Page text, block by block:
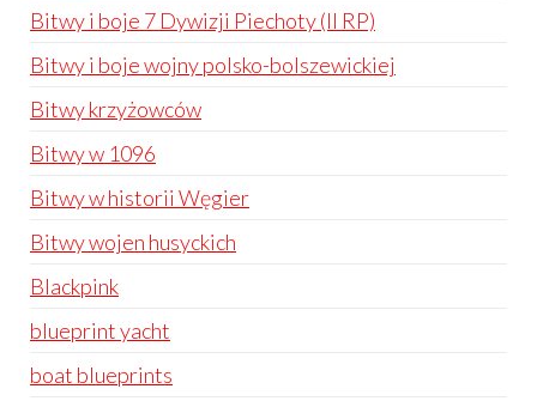
Bitwy i boje 7 Dywizji Piechoty (II RP)
Bitwy i boje wojny polsko-bolszewickiej
Bitwy krzyżowców
Bitwy w 1096
Bitwy w historii Węgier
Bitwy wojen husyckich
Blackpink
blueprint yacht
boat blueprints